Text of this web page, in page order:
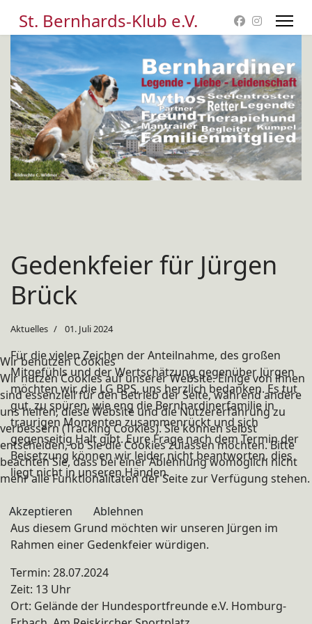
St. Bernhards-Klub e.V.
Gedenkfeier für Jürgen
Brück
Aktuelles 01. Juli 2024
Für die vielen Zeichen der Anteilnahme, des großen
Mitgefühls und der Wertschätzung gegenüber Jürgen
möchten wir, die LG BPS, uns herzlich bedanken. Es tut
gut, zu spüren, wie eng die Bernhardinerfamilie in
traurigen Momenten zusammenrückt und sich
gegenseitig Halt gibt. Eure Frage nach dem Termin der
Beisetzung können wir leider nicht beantworten, dies
liegt nicht in unseren Händen.
Aus diesem Grund möchten wir unseren Jürgen im
Rahmen einer Gedenkfeier würdigen.
Termin: 28.07.2024
Zeit: 13 Uhr
Ort: Gelände der Hundesportfreunde e.V. Homburg-
Wir benutzen Cookies
Wir nutzen Cookies auf unserer Website. Einige von ihnen
sind essenziell für den Betrieb der Seite, während andere
uns helfen, diese Website und die Nutzererfahrung zu
verbessern (Tracking Cookies). Sie können selbst
entscheiden, ob Sie die Cookies zulassen möchten. Bitte
beachten Sie, dass bei einer Ablehnung womöglich nicht
mehr alle Funktionalitäten der Seite zur Verfügung stehen.
Akzeptieren Ablehnen